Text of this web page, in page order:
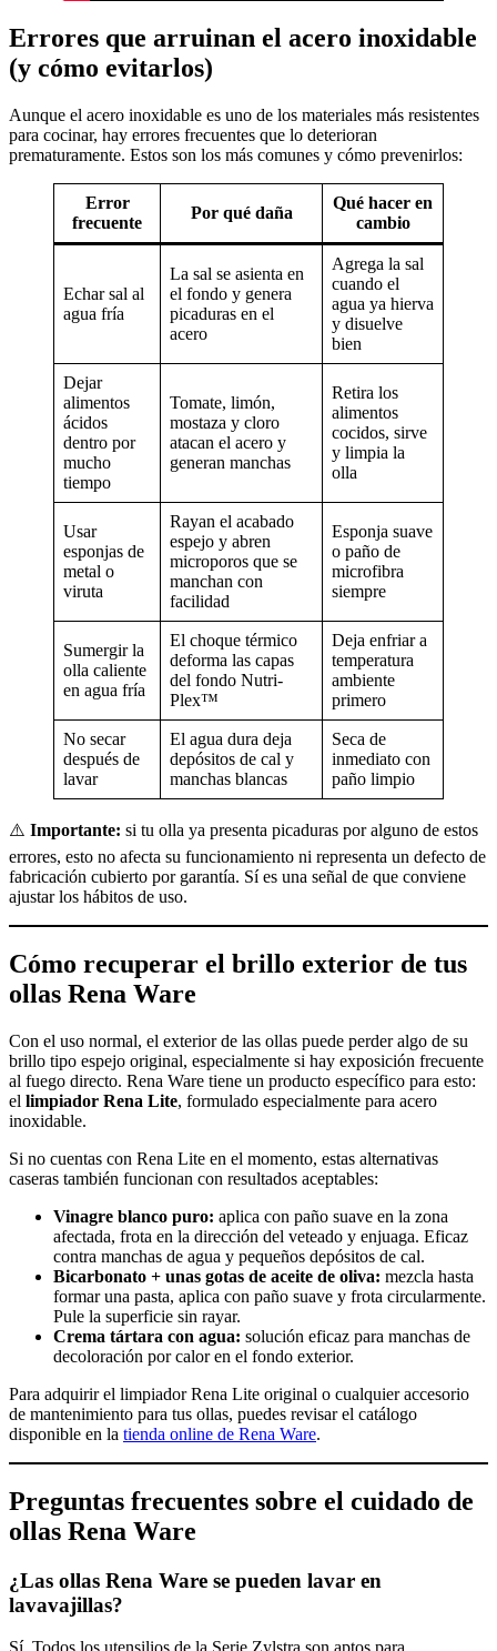
Errores que arruinan el acero inoxidable
(y cómo evitarlos)
Aunque el acero inoxidable es uno de los materiales más resistentes
para cocinar, hay errores frecuentes que lo deterioran
prematuramente. Estos son los más comunes y cómo prevenirlos:
Error
frecuente
Por qué daña
Qué hacer en
cambio
Echar sal al
agua fría
La sal se asienta en
el fondo y genera
picaduras en el
acero
Agrega la sal
cuando el
agua ya hierva
y disuelve
bien
Dejar
alimentos
ácidos
dentro por
mucho
tiempo
Tomate, limón,
mostaza y cloro
atacan el acero y
generan manchas
Retira los
alimentos
cocidos, sirve
y limpia la
olla
Usar
esponjas de
metal o
viruta
Rayan el acabado
espejo y abren
microporos que se
manchan con
facilidad
Esponja suave
o paño de
microfibra
siempre
Sumergir la
olla caliente
en agua fría
El choque térmico
deforma las capas
del fondo Nutri-
Plex™
Deja enfriar a
temperatura
ambiente
primero
No secar
después de
lavar
El agua dura deja
depósitos de cal y
manchas blancas
Seca de
inmediato con
paño limpio
⚠️ Importante: si tu olla ya presenta picaduras por alguno de estos
errores, esto no afecta su funcionamiento ni representa un defecto de
fabricación cubierto por garantía. Sí es una señal de que conviene
ajustar los hábitos de uso.
Cómo recuperar el brillo exterior de tus
ollas Rena Ware
Con el uso normal, el exterior de las ollas puede perder algo de su
brillo tipo espejo original, especialmente si hay exposición frecuente
al fuego directo. Rena Ware tiene un producto específico para esto:
el limpiador Rena Lite, formulado especialmente para acero
inoxidable.
Si no cuentas con Rena Lite en el momento, estas alternativas
caseras también funcionan con resultados aceptables:
Vinagre blanco puro: aplica con paño suave en la zona
afectada, frota en la dirección del veteado y enjuaga. Eficaz
contra manchas de agua y pequeños depósitos de cal.
Bicarbonato + unas gotas de aceite de oliva: mezcla hasta
formar una pasta, aplica con paño suave y frota circularmente.
Pule la superficie sin rayar.
Crema tártara con agua: solución eficaz para manchas de
decoloración por calor en el fondo exterior.
Para adquirir el limpiador Rena Lite original o cualquier accesorio
de mantenimiento para tus ollas, puedes revisar el catálogo
disponible en la tienda online de Rena Ware.
Preguntas frecuentes sobre el cuidado de
ollas Rena Ware
¿Las ollas Rena Ware se pueden lavar en
lavavajillas?